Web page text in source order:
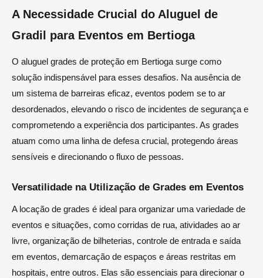
A Necessidade Crucial do Aluguel de
Gradil para Eventos em Bertioga
O aluguel grades de proteção em Bertioga surge como
solução indispensável para esses desafios. Na ausência de
um sistema de barreiras eficaz, eventos podem se to ar
desordenados, elevando o risco de incidentes de segurança e
comprometendo a experiência dos participantes. As grades
atuam como uma linha de defesa crucial, protegendo áreas
sensíveis e direcionando o fluxo de pessoas.
Versatilidade na Utilização de Grades em Eventos
A locação de grades é ideal para organizar uma variedade de
eventos e situações, como corridas de rua, atividades ao ar
livre, organização de bilheterias, controle de entrada e saída
em eventos, demarcação de espaços e áreas restritas em
hospitais, entre outros. Elas são essenciais para direcionar o